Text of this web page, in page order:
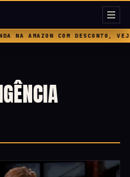
AMAZON COM DESCONTO,